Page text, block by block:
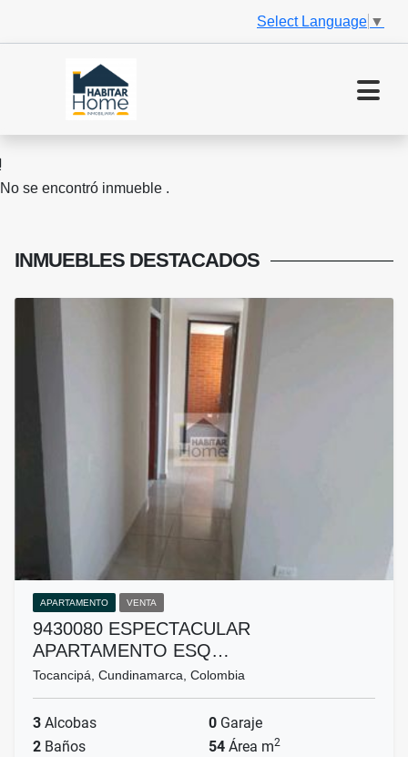
Select Language ▼
No se encontró inmueble .
INMUEBLES DESTACADOS
APARTAMENTO VENTA
9430080 ESPECTACULAR
APARTAMENTO ESQ…
Tocancipá, Cundinamarca, Colombia
3 Alcobas 0 Garaje
2 Baños 54 Área m2